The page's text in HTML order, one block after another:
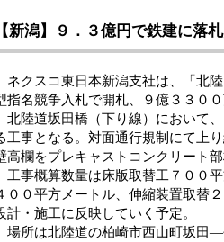
【新潟】９．３億円で鉄建に落
ネクスコ東日本新潟支社は、「北
指名競争入札で開札、９億３３０
北陸道坂田橋（下り線）において
工事となる。対面通行規制にて上
高欄をプレキャストコンクリート部
工事概算数量は床版取替工７００
００平方メートル、伸縮装置取替
計・施工に反映していく予定。
場所は北陸道の柏崎市西山町坂田